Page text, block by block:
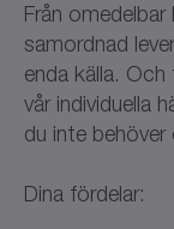
Från
samordnad
enda källa.
vår individuella
du inte
Dina fördelar: